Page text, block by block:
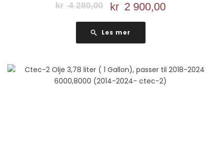
kr 4 280,00
Opprinnelig
pris
var:
kr 4
kr 2 900,00Nåværende
Les mer